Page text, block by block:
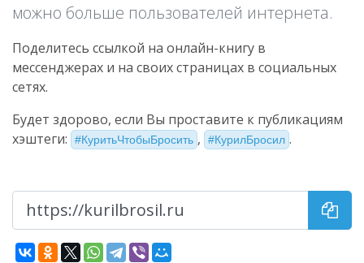
можно больше пользователей интернета.
Поделитесь ссылкой на онлайн-книгу в
мессенджерах и на своих страницах в социальных
сетях.
Будет здорово, если Вы проставите к публикациям
хэштеги:
КуритьЧтобыБросить , КурилБросил .